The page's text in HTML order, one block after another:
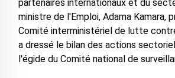
partenaires internationaux et du
ministre de l'Emploi, Adama Kamara,
Comité interministériel de lutte
a dressé le bilan des actions
l'égide du Comité national de